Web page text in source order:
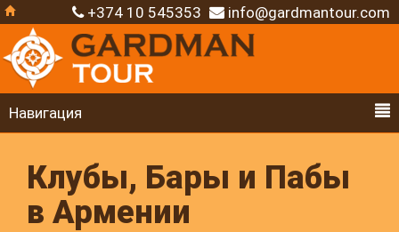
+374 10 545353 info@gardmantour.com
Навигация
Клубы, Бары и Пабы
в Армении